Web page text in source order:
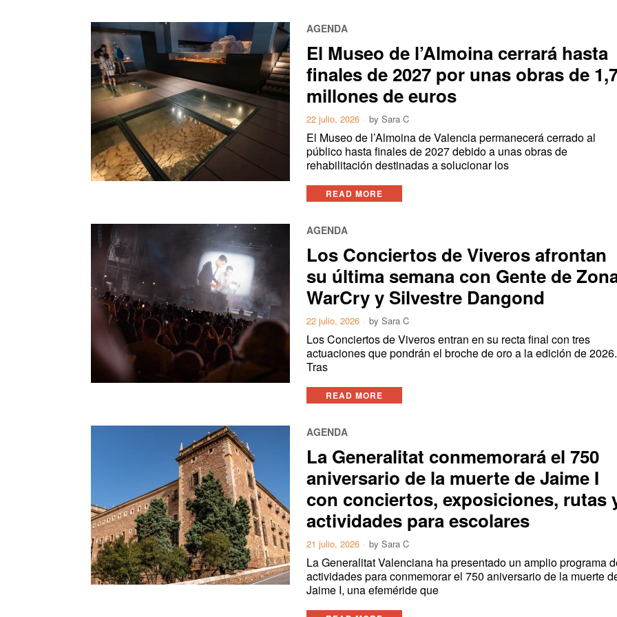
AGENDA
El Museo de l’Almoina cerrará hasta
finales de 2027 por unas obras de
millones de euros
22 julio, 2026 bySara C
El Museo de l’Almoina de Valencia permanecerá cerrado al
público hasta finales de 2027 debido a unas obras de
rehabilitación destinadas a solucionar los
READ MORE
AGENDA
Los Conciertos de Viveros afrontan
su última semana con Gente de
WarCry y Silvestre Dangond
22 julio, 2026 bySara C
Los Conciertos de Viveros entran en su recta final con tres
actuaciones que pondrán el broche de oro a la edición de 2026.
Tras
READ MORE
AGENDA
La Generalitat conmemorará el 750
aniversario de la muerte de Jaime I
con conciertos, exposiciones, rutas
actividades para escolares
21 julio, 2026 bySara C
La Generalitat Valenciana ha presentado un amplio programa
actividades para conmemorar el 750 aniversario de la muerte
Jaime I, una efeméride que